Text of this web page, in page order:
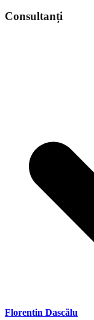
Consultanți
Florentin Dascălu